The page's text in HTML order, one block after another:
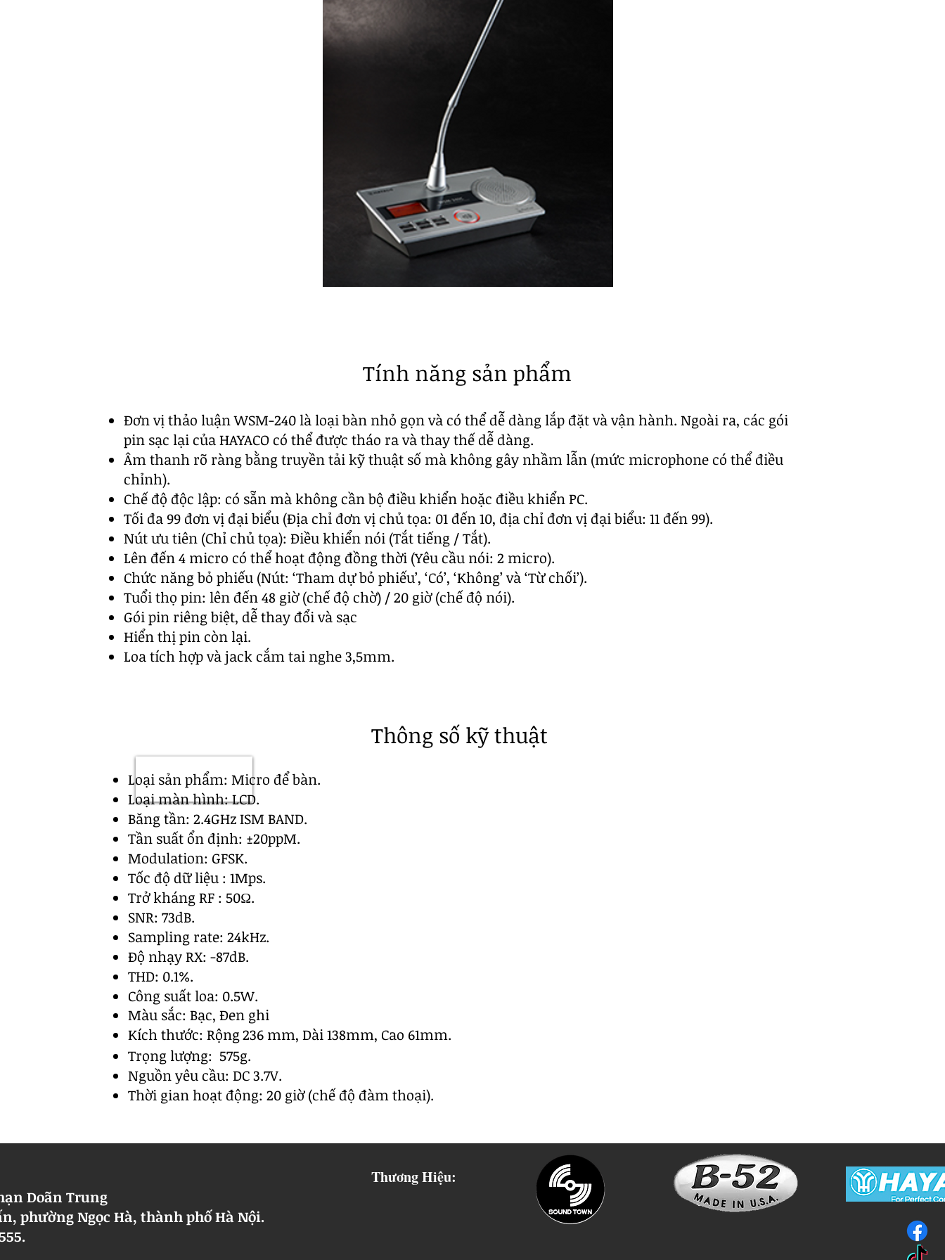
Đơn vị thảo luận WSM-240 là loại bàn nhỏ gọn và có thể dễ dàng lắp đặt và vận hành. Ngoài ra, các gói
pin sạc lại của HAYACO có thể được tháo ra và thay thế dễ dàng.
Âm thanh rõ ràng bằng truyền tải kỹ thuật số mà không gây nhầm lẫn (mức microphone có thể điều
chỉnh).
Chế độ độc lập: có sẵn mà không cần bộ điều khiển hoặc điều khiển PC.
Tối đa 99 đơn vị đại biểu (Địa chỉ đơn vị chủ tọa: 01 đến 10, địa chỉ đơn vị đại biểu: 11 đến 99).
Nút ưu tiên (Chỉ chủ tọa): Điều khiển nói (Tắt tiếng / Tắt).
Lên đến 4 micro có thể hoạt động đồng thời (Yêu cầu nói: 2 micro).
Chức năng bỏ phiếu (Nút: ‘Tham dự bỏ phiếu’, ‘Có’, ‘Không’ và ‘Từ chối’).
Tuổi thọ pin: lên đến 48 giờ (chế độ chờ) / 20 giờ (chế độ nói).
Gói pin riêng biệt, dễ thay đổi và sạc
Hiển thị pin còn lại.
Loa tích hợp và jack cắm tai nghe 3,5mm.
Tính năng sản phẩm
Loại sản phẩm: Micro để bàn.
Loại màn hình: LCD.
Băng tần: 2.4GHz ISM BAND.
Tần suất ổn định: ±20ppM.
Modulation: GFSK.
Tốc độ dữ liệu : 1Mps.
Trở kháng RF : 50Ω.
SNR: 73dB.
Sampling rate: 24kHz.
Độ nhạy RX: -87dB.
THD: 0.1%.
Công suất loa: 0.5W.
Màu sắc: Bạc, Đen ghi
Kích thước: Rộng236 mm, Dài 138mm, Cao 61mm.
Trọng lượng: 575g.
Nguồn yêu cầu: DC 3.7V.
​Thời gian hoạt động: 20 giờ (chế độ đàm thoại).
Thông số kỹ thuật
Doãn Trung
phường Ngọc Hà, thành phố Hà Nội.
Thương Hiệu: